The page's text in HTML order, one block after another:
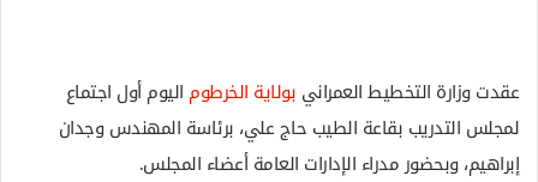
عقدت وزارة التخطيط العمراني بولاية الخرطوم اليوم أول اجتماع
لمجلس التدريب بقاعة الطيب حاج علي، برئاسة المهندس وجدان
إبراهيم، وبحضور مدراء الإدارات العامة أعضاء المجلس.